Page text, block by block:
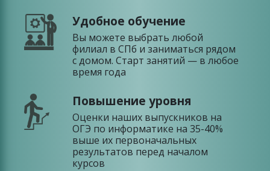
Удобное обучение
Вы можете выбрать любой
филиал в СПб и заниматься рядом
с домом. Старт занятий — в любое
время года
Повышение уровня
Оценки наших выпускников на
ОГЭ по информатике на 35-40%
выше их первоначальных
результатов перед началом
курсов